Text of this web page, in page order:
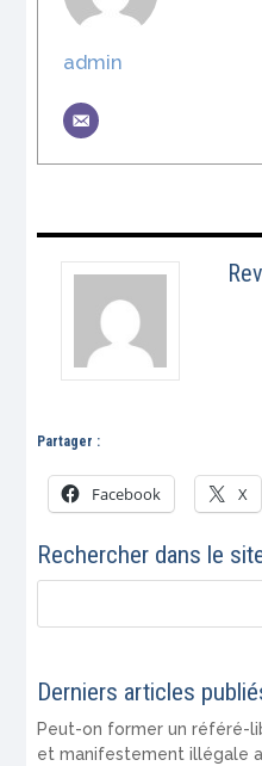
admin
Partager :
Facebook X
Rechercher dans le
Derniers articles
Peut-on former un référé-
et manifestement illégale